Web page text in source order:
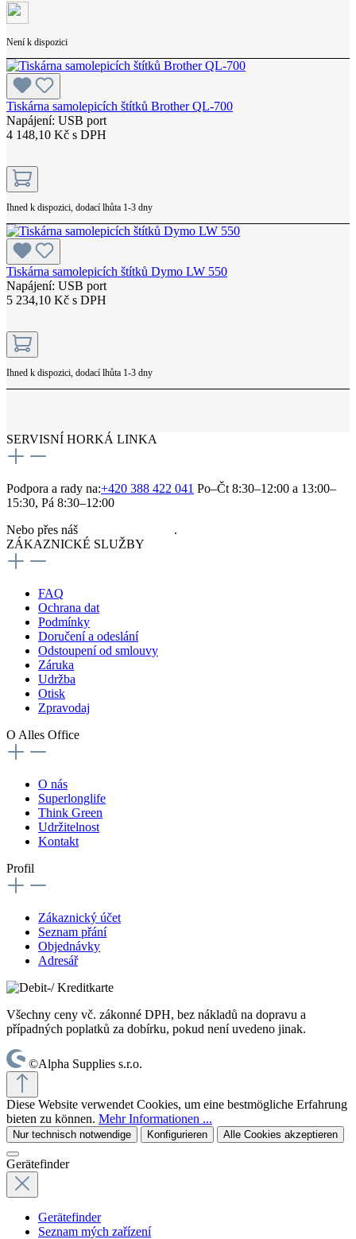
Není k dispozici
Tiskárna samolepicích štítků Brother QL-700
Napájení: USB port
4 148,10 Kč s DPH
Ihned k dispozici, dodací lhůta 1-3 dny
Tiskárna samolepicích štítků Dymo LW 550
Napájení: USB port
5 234,10 Kč s DPH
Ihned k dispozici, dodací lhůta 1-3 dny
SERVISNÍ HORKÁ LINKA
Podpora a rady na:+420 388 422 041 Po–Čt 8:30–12:00 a 13:00–
15:30, Pá 8:30–12:00
Nebo přes náš
.
ZÁKAZNICKÉ SLUŽBY
FAQ
Ochrana dat
Podmínky
Doručení a odeslání
Odstoupení od smlouvy
Záruka
Udržba
Otisk
Zpravodaj
O Alles Office
O nás
Superlonglife
Think Green
Udržitelnost
Kontakt
Profil
Zákaznický účet
Seznam přání
Objednávky
Adresář
Všechny ceny vč. zákonné DPH, bez nákladů na dopravu a
případných poplatků za dobírku, pokud není uvedeno jinak.
©Alpha Supplies s.r.o.
Diese Website verwendet Cookies, um eine bestmögliche Erfahrung
bieten zu können. Mehr Informationen ...
Nur technisch notwendige Konfigurieren Alle Cookies akzeptieren
Gerätefinder
Gerätefinder
Seznam mých zařízení